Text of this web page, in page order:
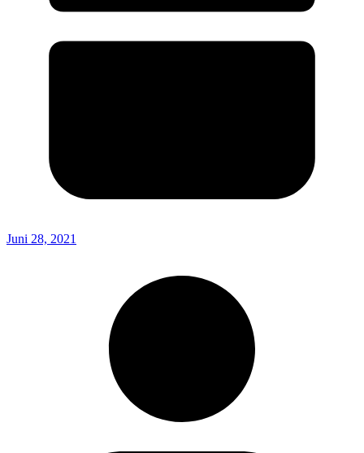
Juni 28, 2021